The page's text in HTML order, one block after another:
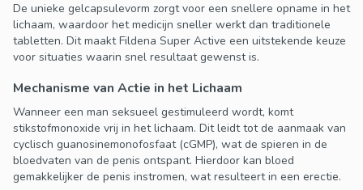
De unieke gelcapsulevorm zorgt voor een snellere opname in het
lichaam, waardoor het medicijn sneller werkt dan traditionele
tabletten. Dit maakt Fildena Super Active een uitstekende keuze
voor situaties waarin snel resultaat gewenst is.
Mechanisme van Actie in het Lichaam
Wanneer een man seksueel gestimuleerd wordt, komt
stikstofmonoxide vrij in het lichaam. Dit leidt tot de aanmaak van
cyclisch guanosinemonofosfaat (cGMP), wat de spieren in de
bloedvaten van de penis ontspant. Hierdoor kan bloed
gemakkelijker de penis instromen, wat resulteert in een erectie.